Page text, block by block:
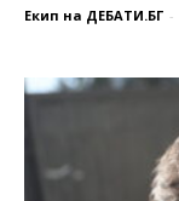
Екип на ДЕБАТИ.БГ -